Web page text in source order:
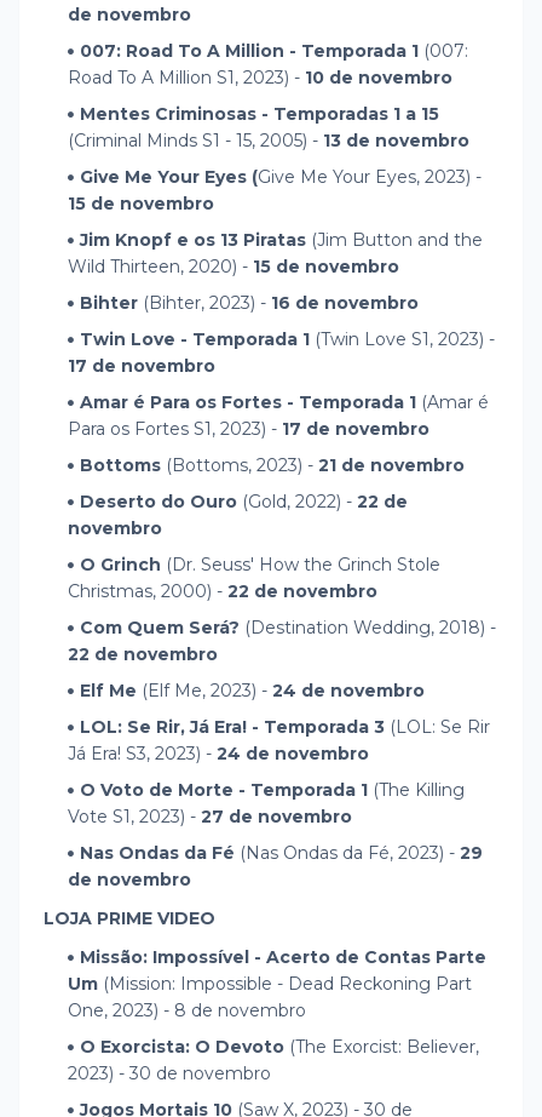
de novembro
007: Road To A Million - Temporada 1 (007:
Road To A Million S1, 2023) - 10 de novembro
Mentes Criminosas - Temporadas 1 a 15
(Criminal Minds S1 - 15, 2005) - 13 de novembro
Give Me Your Eyes (Give Me Your Eyes, 2023) -
15 de novembro
Jim Knopf e os 13 Piratas (Jim Button and the
Wild Thirteen, 2020) - 15 de novembro
Bihter (Bihter, 2023) - 16 de novembro
Twin Love - Temporada 1 (Twin Love S1, 2023) -
17 de novembro
Amar é Para os Fortes - Temporada 1 (Amar é
Para os Fortes S1, 2023) - 17 de novembro
Bottoms (Bottoms, 2023) - 21 de novembro
Deserto do Ouro (Gold, 2022) - 22 de
novembro
O Grinch (Dr. Seuss' How the Grinch Stole
Christmas, 2000) - 22 de novembro
Com Quem Será? (Destination Wedding, 2018) -
22 de novembro
Elf Me (Elf Me, 2023) - 24 de novembro
LOL: Se Rir, Já Era! - Temporada 3 (LOL: Se Rir
Já Era! S3, 2023) - 24 de novembro
O Voto de Morte - Temporada 1 (The Killing
Vote S1, 2023) - 27 de novembro
Nas Ondas da Fé (Nas Ondas da Fé, 2023) - 29
de novembro
LOJA PRIME VIDEO
Missão: Impossível - Acerto de Contas Parte
Um (Mission: Impossible - Dead Reckoning Part
One, 2023) - 8 de novembro
O Exorcista: O Devoto (The Exorcist: Believer,
2023) - 30 de novembro
Jogos Mortais 10 (Saw X, 2023) - 30 de